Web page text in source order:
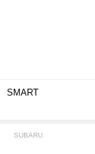
SMART